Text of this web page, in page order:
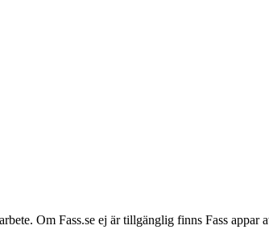
Om Fass.se ej är tillgänglig finns Fass appar